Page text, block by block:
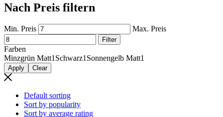
Nach Preis filtern
Min. Preis Max. Preis
Filter
Farben
Minzgrün Matt1Schwarz1Sonnengelb Matt1
Apply Clear
Default sorting
Sort by popularity
Sort by average rating